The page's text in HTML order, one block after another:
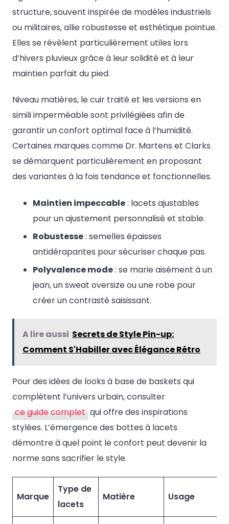
structure, souvent inspirée de modèles industriels
ou militaires, allie robustesse et esthétique pointue.
Elles se révèlent particulièrement utiles lors
d’hivers pluvieux grâce à leur solidité et à leur
maintien parfait du pied.
Niveau matières, le cuir traité et les versions en
simili imperméable sont privilégiées afin de
garantir un confort optimal face à l’humidité.
Certaines marques comme Dr. Martens et Clarks
se démarquent particulièrement en proposant
des variantes à la fois tendance et fonctionnelles.
Maintien impeccable: lacets ajustables
pour un ajustement personnalisé et stable.
Robustesse: semelles épaisses
antidérapantes pour sécuriser chaque pas.
Polyvalence mode: se marie aisément à un
jean, un sweat oversize ou une robe pour
créer un contrasté saisissant.
A lire aussi Secrets de Style Pin-up:
Comment S'Habiller avec Élégance Rétro
Pour des idées de looks à base de baskets qui
complètent l’univers urbain, consulter
ce guide complet qui offre des inspirations
stylées. L’émergence des bottes à lacets
démontre à quel point le confort peut devenir la
norme sans sacrifier le style.
Marque
Type de
lacets
Matière Usage